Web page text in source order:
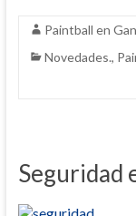
Paintball en
Novedades.,
Seguridad